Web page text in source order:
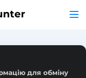
для обміну